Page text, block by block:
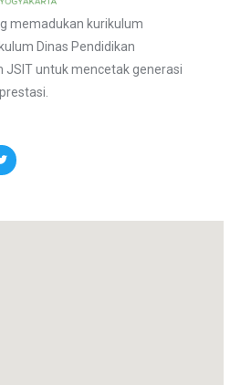
memadukan kurikulum
Dinas Pendidikan
JSIT untuk mencetak generasi